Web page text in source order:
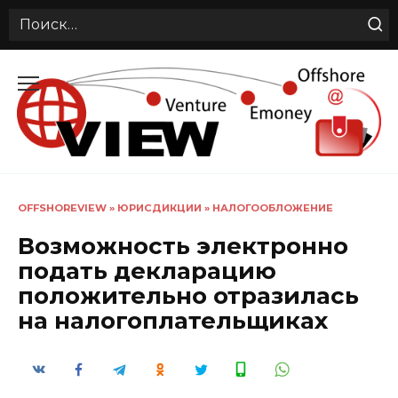
Search
содержанию
OFFSHOREVIEW » ЮРИСДИКЦИИ » НАЛОГООБЛОЖЕНИЕ
Возможность электронно
подать декларацию
положительно отразилась
на налогоплательщиках